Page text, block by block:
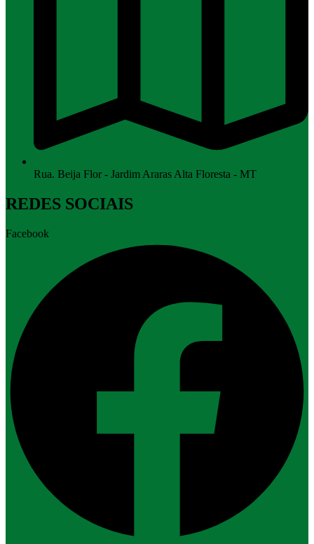
Rua. Beija Flor - Jardim Araras Alta Floresta - MT
REDES SOCIAIS
Facebook